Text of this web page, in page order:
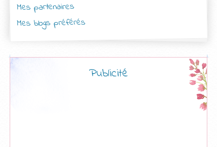
Mes partenaires
Mes blogs préférés
Publicité